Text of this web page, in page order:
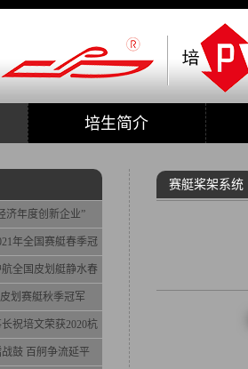
培生简介
赛艇桨架系统
济年度创新企业”
年全国赛艇春季冠
全国皮划艇静水春
划赛艇秋季冠军
祝培文荣获2020杭
鼓 百舸争流延平